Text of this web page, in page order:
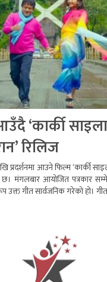
‘कार्की
रिलिज
आउने फिल्म ‘कार्की
छ। मंगलबार आयोजित पत्रकार
उक्त गीत सार्वजनिक गरेको हो।